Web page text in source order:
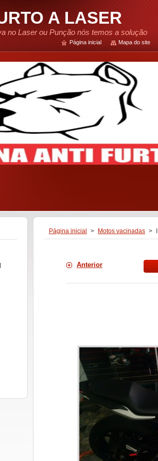
A LASER
no Laser ou Punção nós temos a solução
Página inicial > Motos vacinadas >
Anterior
Página inicial Mapa do site